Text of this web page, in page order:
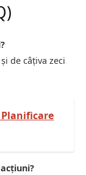
de câțiva zeci
Planificare